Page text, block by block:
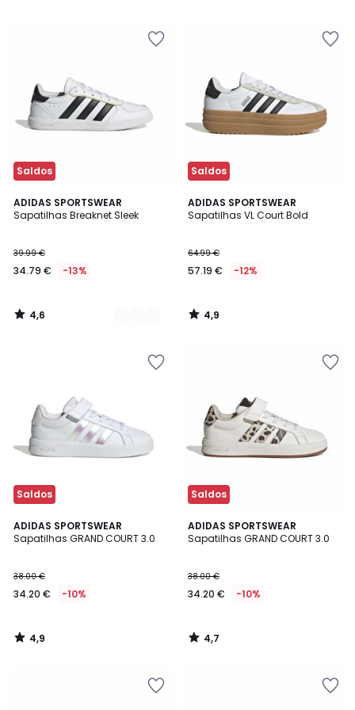
Saldos
ADIDAS SPORTSWEAR
Sapatilhas Breaknet Sleek
39.99 €
34.79 € -13%
4,6
/ 5
2
Cores
4,6
/
Saldos
ADIDAS SPORTSWEAR
Sapatilhas VL Court Bold
64.99 €
57.19 € -12%
4,9
/ 5
4,9
/
Saldos
ADIDAS SPORTSWEAR
Sapatilhas GRAND COURT 3.0
38.00 €
34.20 € -10%
4,9
/ 5
4,9
/
Saldos
ADIDAS SPORTSWEAR
Sapatilhas GRAND COURT 3.0
38.00 €
34.20 € -10%
4,7
/ 5
4,7
/